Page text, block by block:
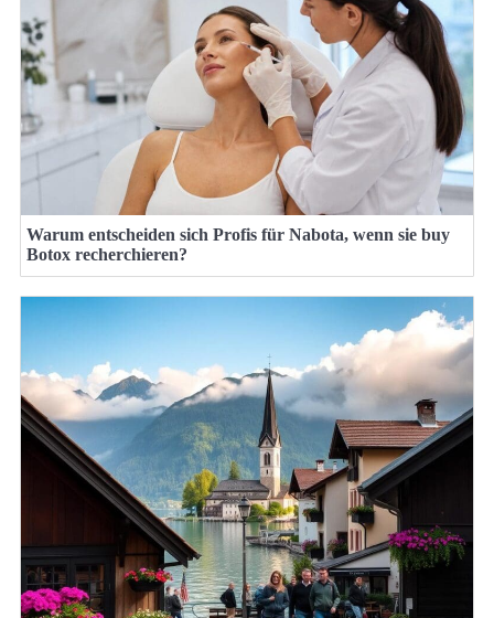
Warum entscheiden sich Profis für Nabota, wenn sie buy
Botox recherchieren?